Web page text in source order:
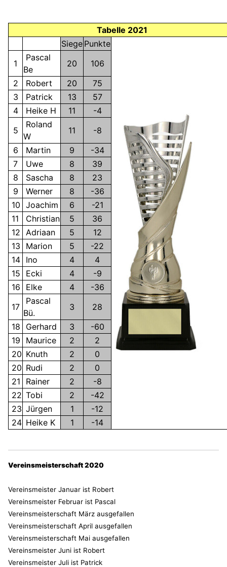
Tabelle 2021
Siege Punkte
1
Pascal
Be
20
106
2
Robert 20
75
3
Patrick 13
57
4
Heike H 11
-4
5
Roland
W
11
-8
6
Martin 9
-34
7
Uwe 8
39
8
Sascha 8
23
9
Werner 8
-36
10 Joachim 6
-21
11
Christian 5
36
12
Adriaan 5
12
13
Marion 5
-22
14 Ino 4
4
15
Ecki 4
-9
16
Elke 4
-36
17
Pascal
Bü.
3
28
18
Gerhard 3
-60
19
Maurice 2
2
20 Knuth 2
0
20 Rudi 2
0
21
Rainer 2
-8
22 Tobi 2
-42
23 Jürgen 1
-12
24 Heike K 1 -14
Vereinsmeisterschaft 2020
Vereinsmeister Januar ist Robert
Vereinsmeister Februar ist Pascal
Vereinsmeisterschaft März ausgefallen
Vereinsmeisterschaft April ausgefallen
Vereinsmeisterschaft Mai ausgefallen
Vereinsmeister Juni ist Robert
Vereinsmeister Juli ist Patrick